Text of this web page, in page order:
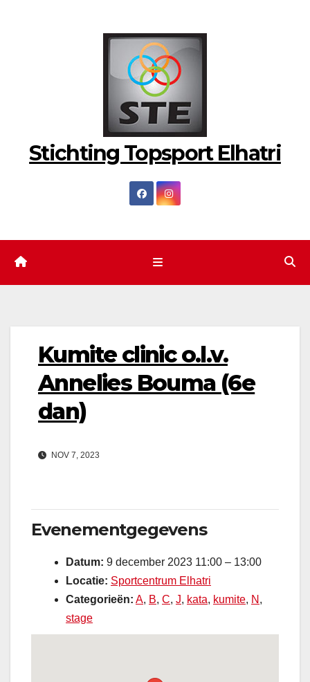
Stichting Topsport Elhatri
Kumite clinic o.l.v.
Annelies Bouma (6e
dan)
NOV 7, 2023
Evenementgegevens
Datum: 9 december 2023 11:00 – 13:00
Locatie: Sportcentrum Elhatri
Categorieën: A, B, C, J, kata, kumite, N ,
stage